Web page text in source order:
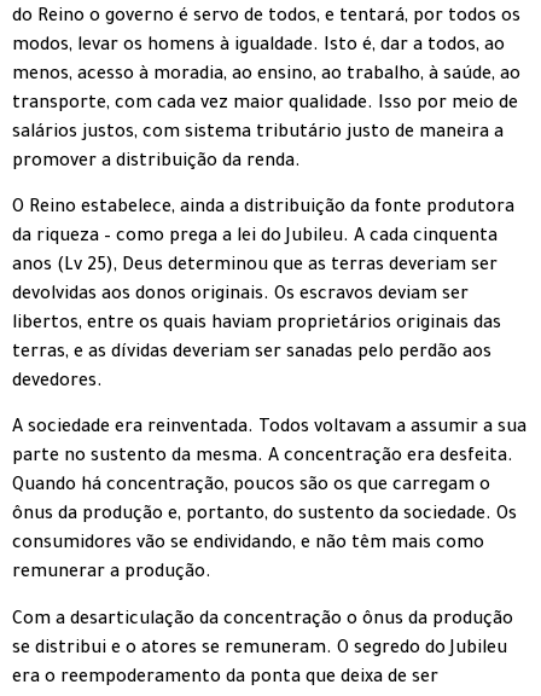
do Reino o governo é servo de todos, e tentará, por todos os
modos, levar os homens à igualdade. Isto é, dar a todos, ao
menos, acesso à moradia, ao ensino, ao trabalho, à saúde, ao
transporte, com cada vez maior qualidade. Isso por meio de
salários justos, com sistema tributário justo de maneira a
promover a distribuição da renda.
O Reino estabelece, ainda a distribuição da fonte produtora
da riqueza – como prega a lei do Jubileu. A cada cinquenta
anos (Lv 25), Deus determinou que as terras deveriam ser
devolvidas aos donos originais. Os escravos deviam ser
libertos, entre os quais haviam proprietários originais das
terras, e as dívidas deveriam ser sanadas pelo perdão aos
devedores.
A sociedade era reinventada. Todos voltavam a assumir a sua
parte no sustento da mesma. A concentração era desfeita.
Quando há concentração, poucos são os que carregam o
ônus da produção e, portanto, do sustento da sociedade. Os
consumidores vão se endividando, e não têm mais como
remunerar a produção.
Com a desarticulação da concentração o ônus da produção
se distribui e o atores se remuneram. O segredo do Jubileu
era o reempoderamento da ponta que deixa de ser